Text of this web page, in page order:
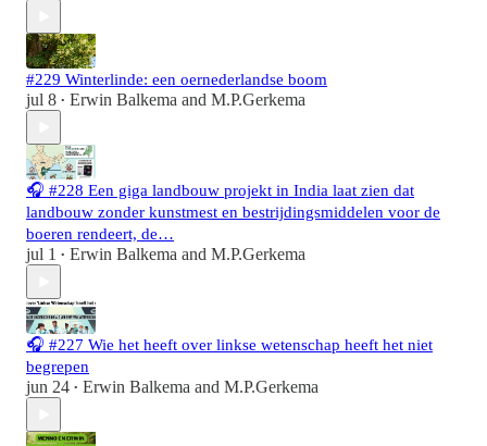
#229 Winterlinde: een oernederlandse boom
jul 8 • Erwin Balkema and M.P.Gerkema
🎧 #228 Een giga landbouw projekt in India laat zien dat
landbouw zonder kunstmest en bestrijdingsmiddelen voor de
boeren rendeert, de…
jul 1 • Erwin Balkema and M.P.Gerkema
🎧 #227 Wie het heeft over linkse wetenschap heeft het niet
begrepen
jun 24 • Erwin Balkema and M.P.Gerkema